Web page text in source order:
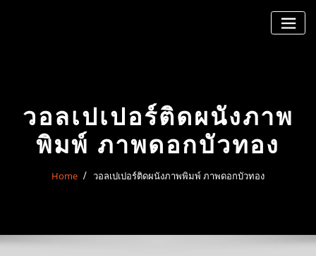
วอลเปเปอร์ติดผนังภาพ
พิมพ์ ภาพดอกบัวทอง
Home วอลเปเปอร์ติดผนังภาพพิมพ์ ภาพดอกบัวทอง